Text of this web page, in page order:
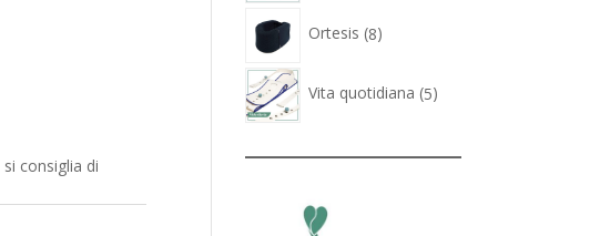
si consiglia di
Ortesis 8
prodotti
Vita quotidiana 5
prodotti